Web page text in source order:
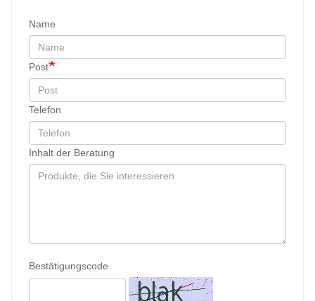
Name
Post
Telefon
Inhalt der Beratung
Bestätigungscode